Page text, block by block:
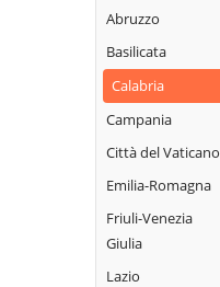
Abruzzo
Basilicata
Calabria
Campania
Città del Vaticano
Emilia-Romagna
Friuli-Venezia
Giulia
Lazio